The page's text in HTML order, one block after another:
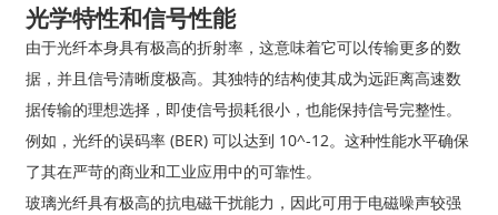
光学特性和信号性能
由于光纤本身具有极高的折射率，这意味着它可以传输更多的数
据，并且信号清晰度极高。其独特的结构使其成为远距离高速数
据传输的理想选择，即使信号损耗很小，也能保持信号完整性。
例如，光纤的误码率 (BER) 可以达到 10^-12。这种性能水平确保
了其在严苛的商业和工业应用中的可靠性。
玻璃光纤具有极高的抗电磁干扰能力，因此可用于电磁噪声较强